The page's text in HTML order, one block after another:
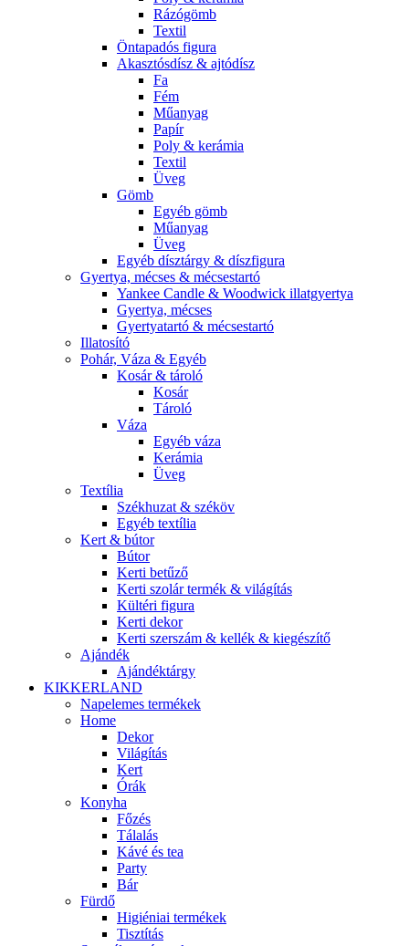
Rázógömb
Textil
Öntapadós figura
Akasztósdísz & ajtódísz
Fa
Fém
Műanyag
Papír
Poly & kerámia
Textil
Üveg
Gömb
Egyéb gömb
Műanyag
Üveg
Egyéb dísztárgy & díszfigura
Gyertya, mécses & mécsestartó
Yankee Candle & Woodwick illatgyertya
Gyertya, mécses
Gyertyatartó & mécsestartó
Illatosító
Pohár, Váza & Egyéb
Kosár & tároló
Kosár
Tároló
Váza
Egyéb váza
Kerámia
Üveg
Textília
Székhuzat & széköv
Egyéb textília
Kert & bútor
Bútor
Kerti betűző
Kerti szolár termék & világítás
Kültéri figura
Kerti dekor
Kerti szerszám & kellék & kiegészítő
Ajándék
Ajándéktárgy
KIKKERLAND
Napelemes termékek
Home
Dekor
Világítás
Kert
Órák
Konyha
Főzés
Tálalás
Kávé és tea
Party
Bár
Fürdő
Higiéniai termékek
Tisztítás